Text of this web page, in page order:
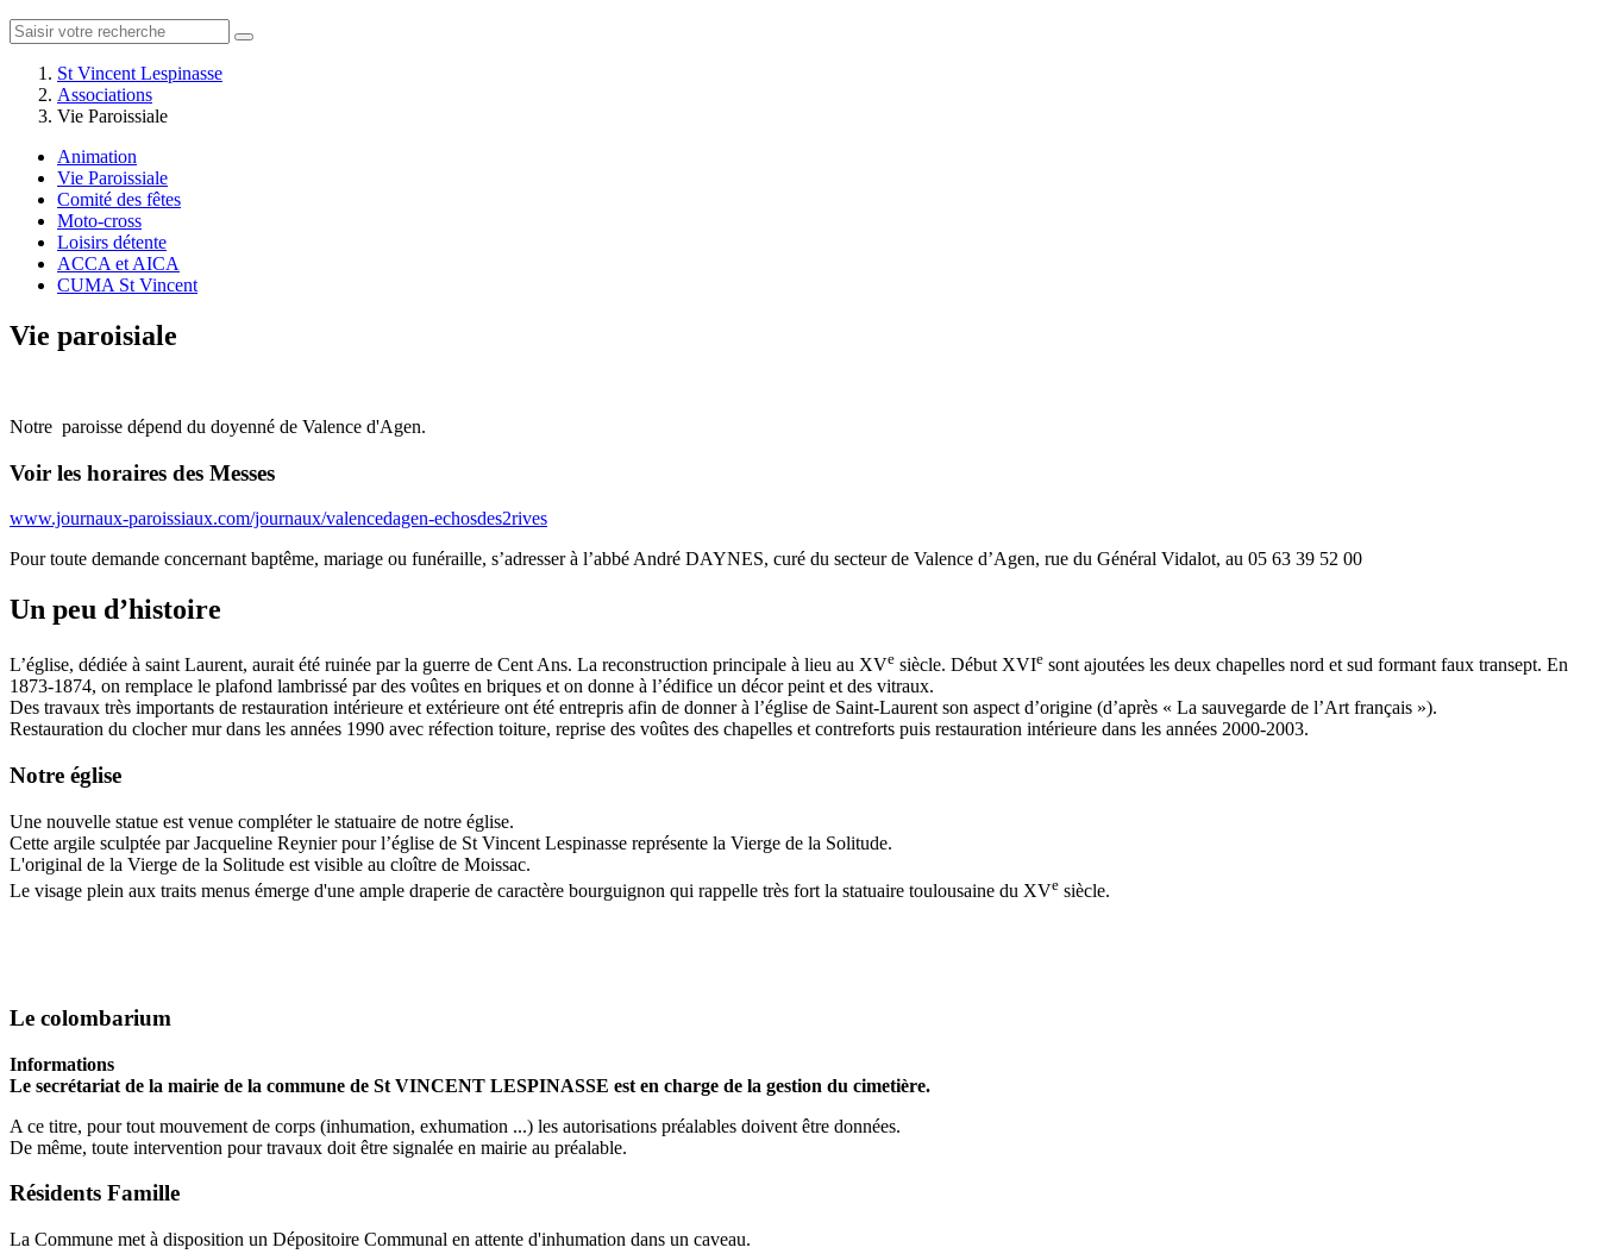
St Vincent Lespinasse
Associations
Vie Paroissiale
Animation
Vie Paroissiale
Comité des fêtes
Moto-cross
Loisirs détente
ACCA et AICA
CUMA St Vincent
Vie paroisiale
Notre paroisse dépend du doyenné de Valence d'Agen.
Voir les horaires des Messes
www.journaux-paroissiaux.com/journaux/valencedagen-echosdes2rives
Pour toute demande concernant baptême, mariage ou funéraille, s’adresser à l’abbé André DAYNES, curé du secteur de Valence d’Agen, rue du Général Vidalot, au 05 63 39 52 00
Un peu d’histoire
L’église, dédiée à saint Laurent, aurait été ruinée par la guerre de Cent Ans. La reconstruction principale à lieu au XVe siècle. Début XVIe sont ajoutées les deux chapelles nord et sud formant faux transept. En
1873-1874, on remplace le plafond lambrissé par des voûtes en briques et on donne à l’édifice un décor peint et des vitraux.
Des travaux très importants de restauration intérieure et extérieure ont été entrepris afin de donner à l’église de Saint-Laurent son aspect d’origine (d’après « La sauvegarde de l’Art français »).
Restauration du clocher mur dans les années 1990 avec réfection toiture, reprise des voûtes des chapelles et contreforts puis restauration intérieure dans les années 2000-2003.
Notre église
Une nouvelle statue est venue compléter le statuaire de notre église.
Cette argile sculptée par Jacqueline Reynier pour l’église de St Vincent Lespinasse représente la Vierge de la Solitude.
L'original de la Vierge de la Solitude est visible au cloître de Moissac.
Le visage plein aux traits menus émerge d'une ample draperie de caractère bourguignon qui rappelle très fort la statuaire toulousaine du XVe siècle.
Le colombarium
Informations
Le secrétariat de la mairie de la commune de St VINCENT LESPINASSE est en charge de la gestion du cimetière.
A ce titre, pour tout mouvement de corps (inhumation, exhumation ...) les autorisations préalables doivent être données.
De même, toute intervention pour travaux doit être signalée en mairie au préalable.
Résidents Famille
La Commune met à disposition un Dépositoire Communal en attente d'inhumation dans un caveau.